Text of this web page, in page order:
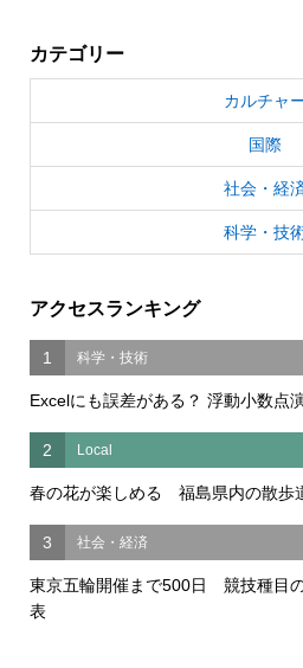
カテゴリー
カルチャ
国際
社会・経
科学・技
アクセスランキング
1 科学・技術
Excelにも誤差がある？ 浮動小数点
2 Local
春の花が楽しめる 福島県内の散歩
3 社会・経済
東京五輪開催まで500日 競技種目
表